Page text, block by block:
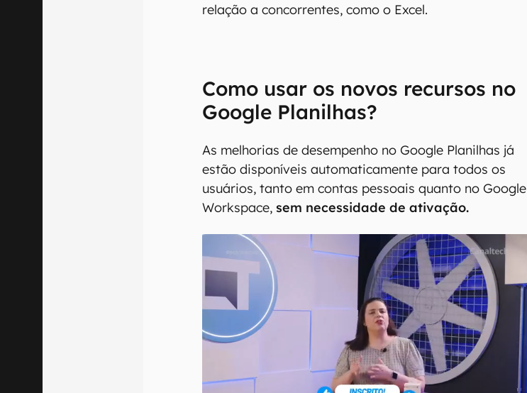
relação a concorrentes, como o Excel.
Como usar os novos recursos no
Google Planilhas?
As melhorias de desempenho no Google Planilhas já
estão disponíveis automaticamente para todos os
usuários, tanto em contas pessoais quanto no Google
Workspace,sem necessidade de ativação.